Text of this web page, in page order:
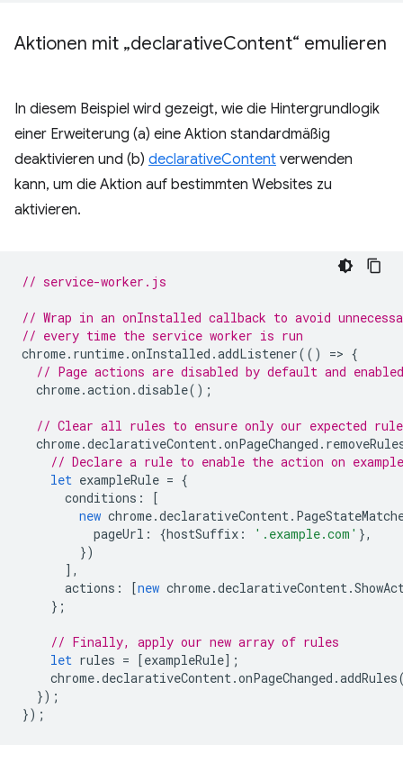
Aktionen mit „declarativeContent“ emulieren
In diesem Beispiel wird gezeigt, wie die Hintergrundlogik
einer Erweiterung (a) eine Aktion standardmäßig
deaktivieren und (b) declarativeContent verwenden
kann, um die Aktion auf bestimmten Websites zu
aktivieren.
// service-worker.js
// Wrap in an onInstalled callback to avoid
// every time the service worker is run
chrome. runtime.onInstalled .addListener(() => {
// Page actions are disabled by default and
chrome.action .disable();
// Clear all rules to ensure only our expected
chrome.declarativeContent.onPageChanged .
// Declare a rule to enable the action on
let exampleRule = {
conditions :
[
new chrome.declarativeContent.
pageUrl : {hostSuffix : '.example.com' },
})
],
actions : [new chrome.declarativeContent.
};
// Finally, apply our new array of rules
let rules = [exampleRule];
chrome.declarativeContent.onPageChanged .addRules
});
});